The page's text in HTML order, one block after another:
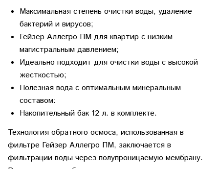
Максимальная степень очистки воды, удаление
бактерий и вирусов;
Гейзер Аллегро ПМ для квартир с низким
магистральным давлением;
Идеально подходит для очистки воды с высокой
жесткостью;
Полезная вода с оптимальным минеральным
составом:
Накопительный бак 12 л. в комплекте.
Технология обратного осмоса, использованная в
фильтре Гейзер Аллегро ПМ, заключается в
фильтрации воды через полупроницаемую мембрану.